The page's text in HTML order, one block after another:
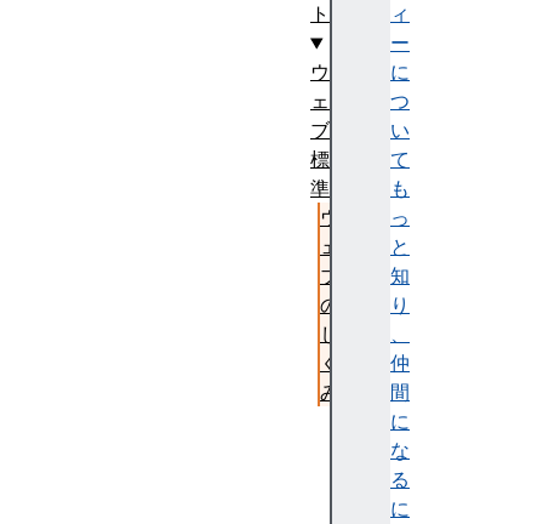
ィ
ー
に
つ
い
て
も
っ
と
知
り
、
仲
間
に
な
る
に
ト
ウ
ェ
ブ
標
準
ウ
ェ
ブ
の
し
く
み